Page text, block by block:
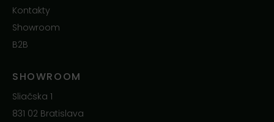
Kontakty
Showroom
B2B
SHOWROOM
Sliačska 1
831 02 Bratislava